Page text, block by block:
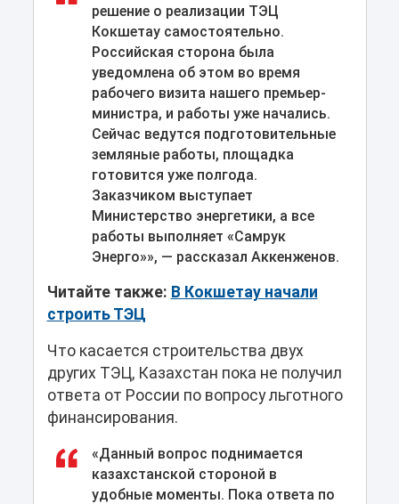
решение о реализации ТЭЦ
Кокшетау самостоятельно.
Российская сторона была
уведомлена об этом во время
рабочего визита нашего премьер-
министра, и работы уже начались.
Сейчас ведутся подготовительные
земляные работы, площадка
готовится уже полгода.
Заказчиком выступает
Министерство энергетики, а все
работы выполняет «Самрук
Энерго»», — рассказал Аккенженов.
Читайте также: В Кокшетау начали
строить ТЭЦ
Что касается строительства двух
других ТЭЦ, Казахстан пока не получил
ответа от России по вопросу льготного
финансирования.
«Данный вопрос поднимается
казахстанской стороной в
удобные моменты. Пока ответа по